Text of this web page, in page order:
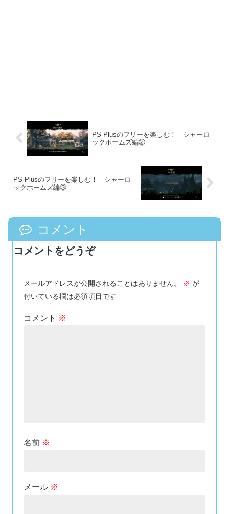
PS Plusのフリーを楽しむ！ シャーロ
ックホームズ編②
PS Plusのフリーを楽しむ！ シャーロ
ックホームズ編③
コメント
コメントをどうぞ
メールアドレスが公開されることはありません。 ※ が
付いている欄は必須項目です
コメント ※
名前 ※
メール ※